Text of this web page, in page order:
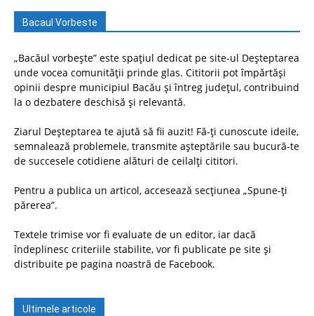
Bacaul Vorbeste
„Bacăul vorbește” este spațiul dedicat pe site-ul Deșteptarea
unde vocea comunității prinde glas. Cititorii pot împărtăși
opinii despre municipiul Bacău și întreg județul, contribuind
la o dezbatere deschisă și relevantă.
Ziarul Deșteptarea te ajută să fii auzit! Fă-ți cunoscute ideile,
semnalează problemele, transmite așteptările sau bucură-te
de succesele cotidiene alături de ceilalți cititori.
Pentru a publica un articol, accesează secțiunea „Spune-ți
părerea”.
Textele trimise vor fi evaluate de un editor, iar dacă
îndeplinesc criteriile stabilite, vor fi publicate pe site și
distribuite pe pagina noastră de Facebook.
Ultimele articole